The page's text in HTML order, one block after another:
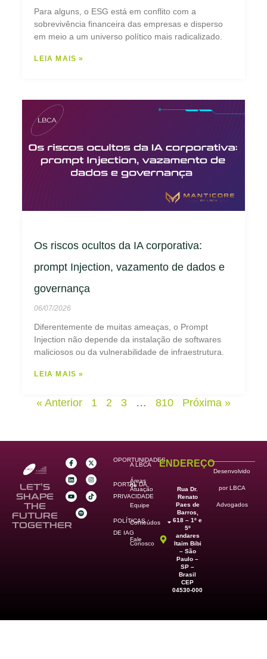
Para alguns, o ESG está em conflito com a
sobrevivência financeira das empresas e disperso
em meio a um universo político mais radicalizado.
LEIA MAIS »
Os riscos ocultos da IA corporativa:
prompt Injection, vazamento de dados e
governança
06/07/2026
Diferentemente de muitas ameaças, o Prompt
Injection não depende da instalação de softwares
maliciosos ou da vulnerabilidade de infraestrutura.
LEIA MAIS »
« Anterior 1 2 3 … 810 Próxima »
LET’S
SHAPE
THE
FUTURE
TOGETHER
OPORTUNIDADES
PORTAL DA
PRIVACIDADE
POLÍTICAS
DE IAG
A LBCA
Áreas
de
Atuação
Equipe
Conteúdos
Fale
Conosco
ENDEREÇO
Rua Dr.
Renato
Paes de
Barros,
618 – 1º e
5º
andares
Itaim Bibi
– São
Paulo –
SP –
Brasil
CEP
04530-000
Desenvolvido
por LBCA
Advogados